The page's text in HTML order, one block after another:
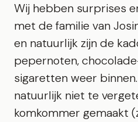
Wij hebben surprises
met de familie van
en natuurlijk zijn de
pepernoten,
sigaretten weer
natuurlijk niet te
komkommer gemaakt